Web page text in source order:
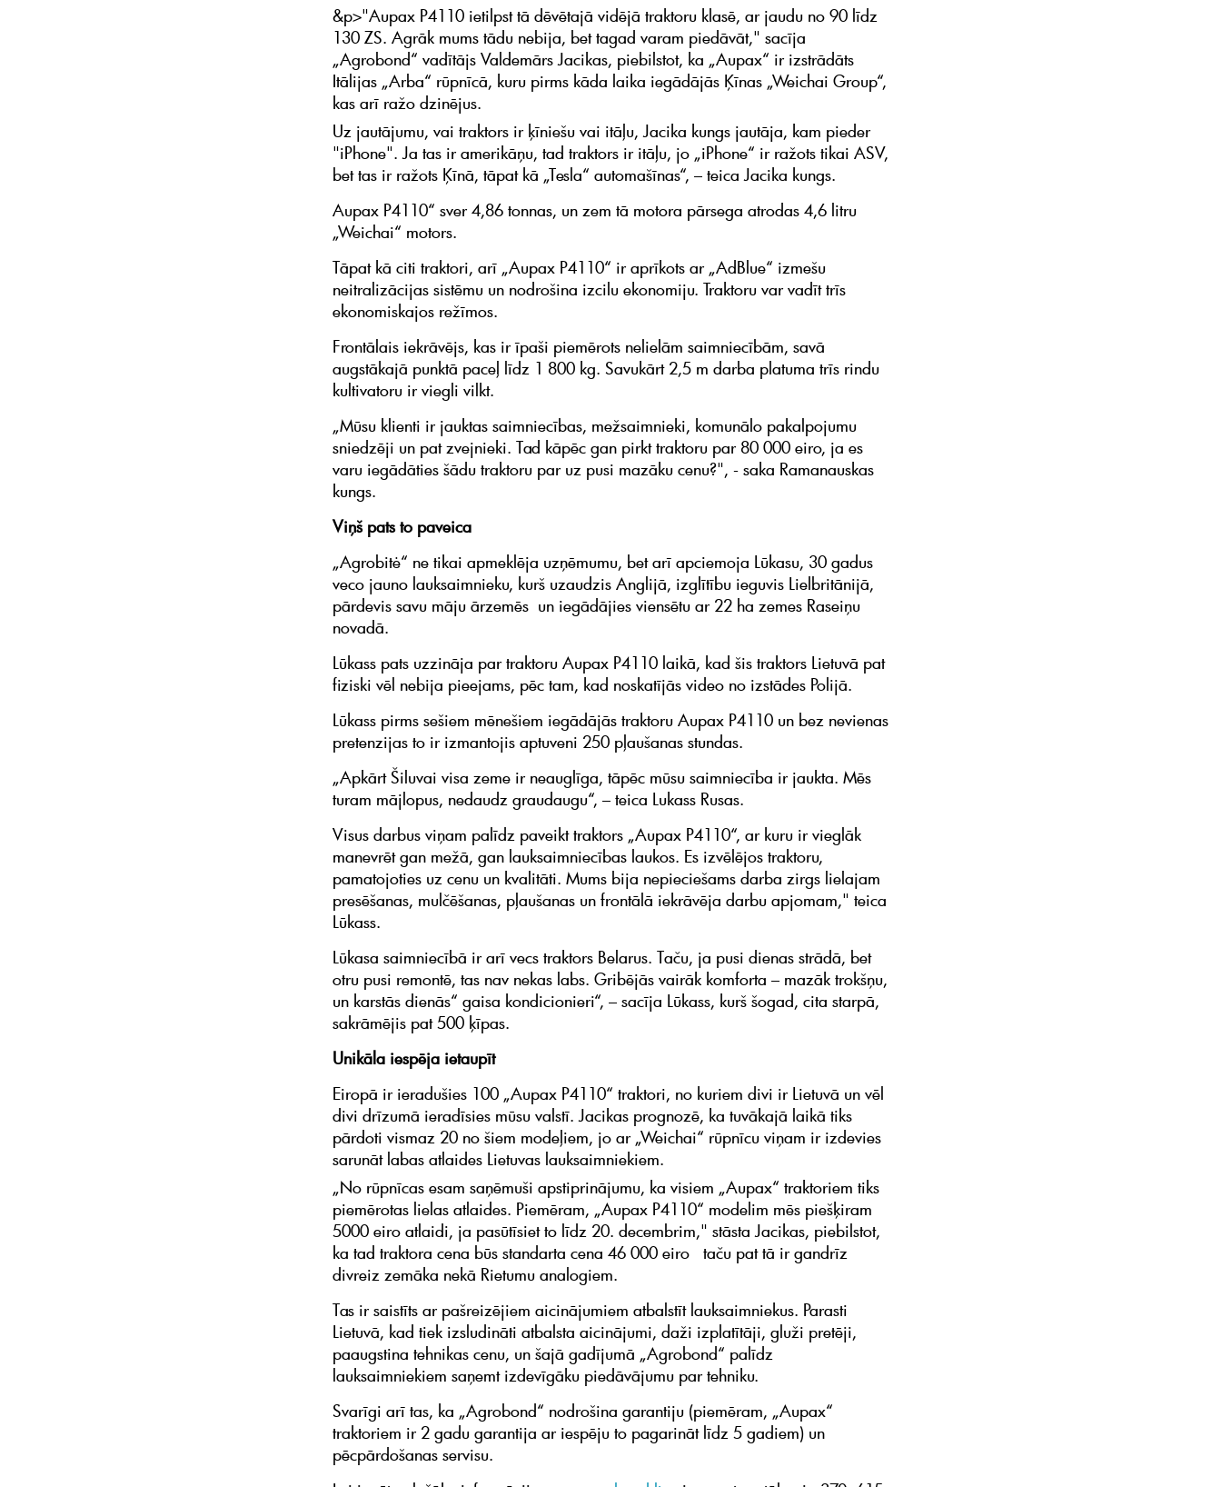
&p>"Aupax P4110 ietilpst tā dēvētajā vidējā traktoru klasē, ar jaudu no 90 līdz
130 ZS. Agrāk mums tādu nebija, bet tagad varam piedāvāt," sacīja
„Agrobond“ vadītājs Valdemārs Jacikas, piebilstot, ka „Aupax“ ir izstrādāts
Itālijas „Arba“ rūpnīcā, kuru pirms kāda laika iegādājās Ķīnas „Weichai Group“,
kas arī ražo dzinējus.
Uz jautājumu, vai traktors ir ķīniešu vai itāļu, Jacika kungs jautāja, kam pieder
"iPhone". Ja tas ir amerikāņu, tad traktors ir itāļu, jo „iPhone“ ir ražots tikai ASV,
bet tas ir ražots Ķīnā, tāpat kā „Tesla“ automašīnas“, – teica Jacika kungs.
Aupax P4110“ sver 4,86 tonnas, un zem tā motora pārsega atrodas 4,6 litru
„Weichai“ motors.
Tāpat kā citi traktori, arī „Aupax P4110“ ir aprīkots ar „AdBlue“ izmešu
neitralizācijas sistēmu un nodrošina izcilu ekonomiju. Traktoru var vadīt trīs
ekonomiskajos režīmos.
Frontālais iekrāvējs, kas ir īpaši piemērots nelielām saimniecībām, savā
augstākajā punktā paceļ līdz 1 800 kg. Savukārt 2,5 m darba platuma trīs rindu
kultivatoru ir viegli vilkt.
„Mūsu klienti ir jauktas saimniecības, mežsaimnieki, komunālo pakalpojumu
sniedzēji un pat zvejnieki. Tad kāpēc gan pirkt traktoru par 80 000 eiro, ja es
varu iegādāties šādu traktoru par uz pusi mazāku cenu?", - saka Ramanauskas
kungs.
Viņš pats to paveica
„Agrobitė“ ne tikai apmeklēja uzņēmumu, bet arī apciemoja Lūkasu, 30 gadus
veco jauno lauksaimnieku, kurš uzaudzis Anglijā, izglītību ieguvis Lielbritānijā,
pārdevis savu māju ārzemēs un iegādājies viensētu ar 22 ha zemes Raseiņu
novadā.
Lūkass pats uzzināja par traktoru Aupax P4110 laikā, kad šis traktors Lietuvā pat
fiziski vēl nebija pieejams, pēc tam, kad noskatījās video no izstādes Polijā.
Lūkass pirms sešiem mēnešiem iegādājās traktoru Aupax P4110 un bez nevienas
pretenzijas to ir izmantojis aptuveni 250 pļaušanas stundas.
„Apkārt Šiluvai visa zeme ir neauglīga, tāpēc mūsu saimniecība ir jaukta. Mēs
turam mājlopus, nedaudz graudaugu“, – teica Lukass Rusas.
Visus darbus viņam palīdz paveikt traktors „Aupax P4110“, ar kuru ir vieglāk
manevrēt gan mežā, gan lauksaimniecības laukos. Es izvēlējos traktoru,
pamatojoties uz cenu un kvalitāti. Mums bija nepieciešams darba zirgs lielajam
presēšanas, mulčēšanas, pļaušanas un frontālā iekrāvēja darbu apjomam," teica
Lūkass.
Lūkasa saimniecībā ir arī vecs traktors Belarus. Taču, ja pusi dienas strādā, bet
otru pusi remontē, tas nav nekas labs. Gribējās vairāk komforta – mazāk trokšņu,
un karstās dienās“ gaisa kondicionieri“, – sacīja Lūkass, kurš šogad, cita starpā,
sakrāmējis pat 500 ķīpas.
Unikāla iespēja ietaupīt
Eiropā ir ieradušies 100 „Aupax P4110“ traktori, no kuriem divi ir Lietuvā un vēl
divi drīzumā ieradīsies mūsu valstī. Jacikas prognozē, ka tuvākajā laikā tiks
pārdoti vismaz 20 no šiem modeļiem, jo ar „Weichai“ rūpnīcu viņam ir izdevies
sarunāt labas atlaides Lietuvas lauksaimniekiem.
„No rūpnīcas esam saņēmuši apstiprinājumu, ka visiem „Aupax“ traktoriem tiks
piemērotas lielas atlaides. Piemēram, „Aupax P4110“ modelim mēs piešķiram
5000 eiro atlaidi, ja pasūtīsiet to līdz 20. decembrim," stāsta Jacikas, piebilstot,
ka tad traktora cena būs standarta cena 46 000 eiro taču pat tā ir gandrīz
divreiz zemāka nekā Rietumu analogiem.
Tas ir saistīts ar pašreizējiem aicinājumiem atbalstīt lauksaimniekus. Parasti
Lietuvā, kad tiek izsludināti atbalsta aicinājumi, daži izplatītāji, gluži pretēji,
paaugstina tehnikas cenu, un šajā gadījumā „Agrobond“ palīdz
lauksaimniekiem saņemt izdevīgāku piedāvājumu par tehniku.
Svarīgi arī tas, ka „Agrobond“ nodrošina garantiju (piemēram, „Aupax“
traktoriem ir 2 gadu garantija ar iespēju to pagarināt līdz 5 gadiem) un
pēcpārdošanas servisu.